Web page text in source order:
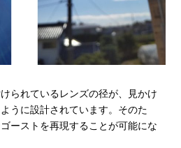
られているレンズの径が、見かけ
うに設計されています。そのた
ーストを再現することが可能にな